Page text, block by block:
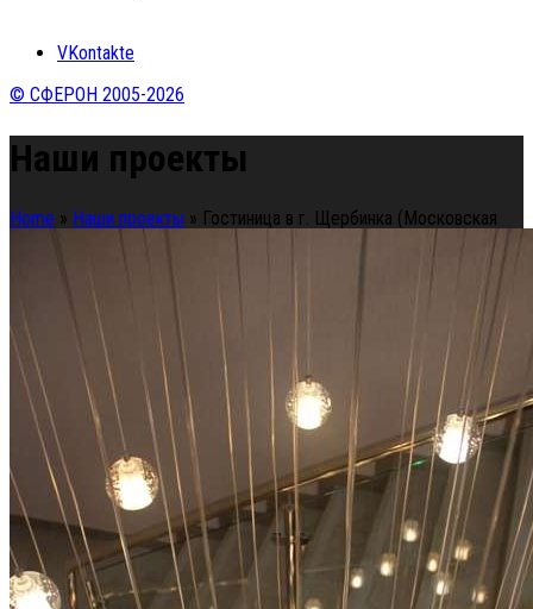
VKontakte
© СФЕРОН 2005-2026
Наши проекты
Home » Наши проекты » Гостиница в г. Щербинка (Московская